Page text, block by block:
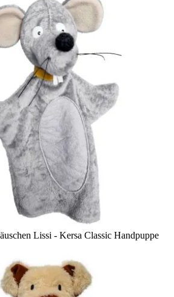
Lissi - Kersa Classic Handpuppe